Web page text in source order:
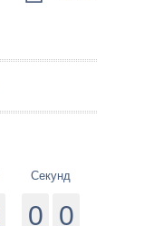
Секунд
0 0